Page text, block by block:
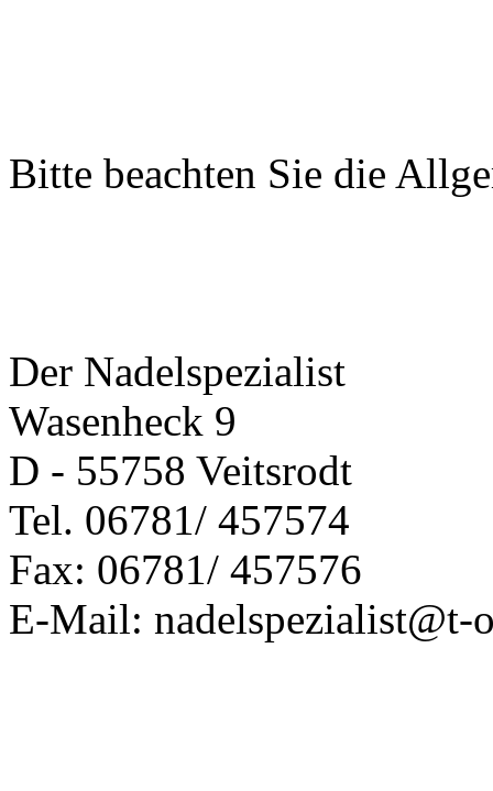
Bitte beachten Sie die
Der Nadelspezialist
Wasenheck 9
D - 55758 Veitsrodt
Tel. 06781/ 457574
Fax: 06781/ 457576
E-Mail: nadelspezialist@t-